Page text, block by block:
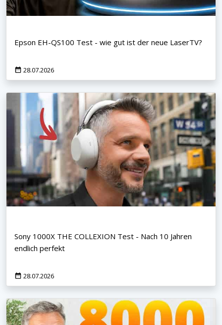
Epson EH-QS100 Test - wie gut ist der neue LaserTV?
28.07.2026
Sony 1000X THE COLLEXION Test - Nach 10 Jahren
endlich perfekt
28.07.2026